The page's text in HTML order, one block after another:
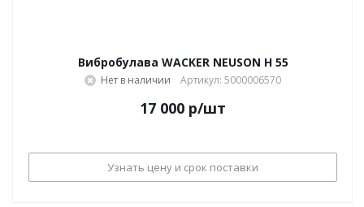
Вибробулава WACKER NEUSON Н 55
Нет в наличии Артикул: 5000006570
17 000 р/шт
Узнать цену и срок поставки